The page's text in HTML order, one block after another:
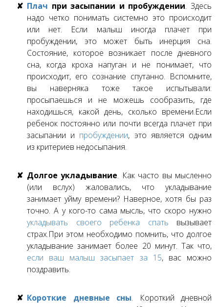
Плач при засыпании и пробуждении. Здесь
надо четко понимать системно это происходит
или нет. Если малыш иногда плачет при
пробуждении, это может быть инерция сна.
Состояние, которое возникает после дневного
сна, когда кроха напуган и не понимает, что
происходит, его сознание спутанно. Вспомните,
вы наверняка тоже такое испытывали:
просыпаешься и не можешь сообразить, где
находишься, какой день, сколько времени.Если
ребенок постоянно или почти всегда плачет при
засыпании и пробуждении, это является одним
из критериев недосыпания.
Долгое укладывание. Как часто вы мысленно
(или вслух) жаловались, что укладывание
занимает уйму времени? Наверное, хотя бы раз
точно. А у кого-то сама мысль, что скоро нужно
укладывать своего ребенка спать вызывает
страх.При этом необходимо помнить, что долгое
укладывание занимает более 20 минут. Так что,
если ваш малыш засыпает за 15, вас можно
поздравить.
Короткие дневные сны. Короткий дневной